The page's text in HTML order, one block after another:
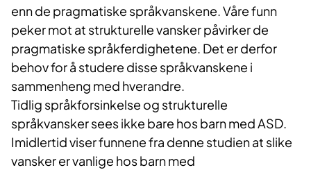
enn de pragmatiske språkvanskene. Våre funn
peker mot at strukturelle vansker påvirker de
pragmatiske språkferdighetene. Det er derfor
behov for å studere disse språkvanskene i
sammenheng med hverandre.
Tidlig språkforsinkelse og strukturelle
språkvansker sees ikke bare hos barn med ASD.
Imidlertid viser funnene fra denne studien at slike
vansker er vanlige hos barn med